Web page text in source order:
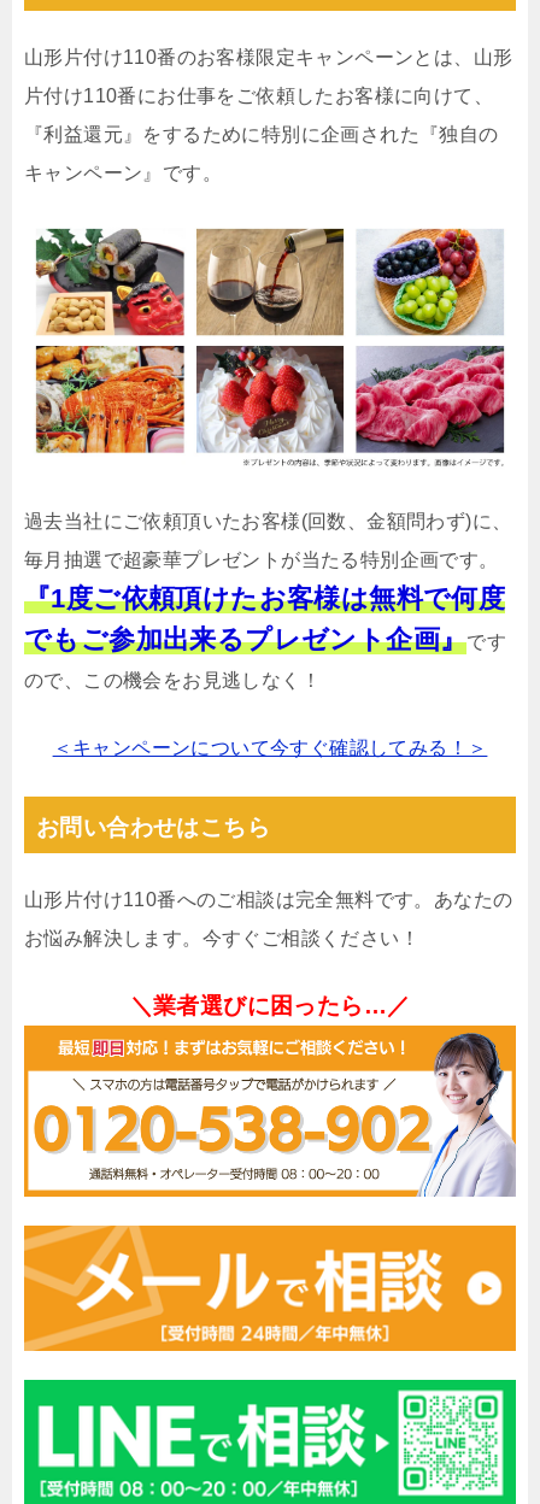
山形片付け110番のお客様限定キャンペーンとは、山形
片付け110番にお仕事をご依頼したお客様に向けて、
『利益還元』をするために特別に企画された『独自の
キャンペーン』です。
過去当社にご依頼頂いたお客様(回数、金額問わず)に、
毎月抽選で超豪華プレゼントが当たる特別企画です。
『1度ご依頼頂けたお客様は無料で何度
でもご参加出来るプレゼント企画』です
ので、この機会をお見逃しなく！
＜キャンペーンについて今すぐ確認してみる！＞
お問い合わせはこちら
山形片付け110番へのご相談は完全無料です。あなたの
お悩み解決します。今すぐご相談ください！
＼業者選びに困ったら…／